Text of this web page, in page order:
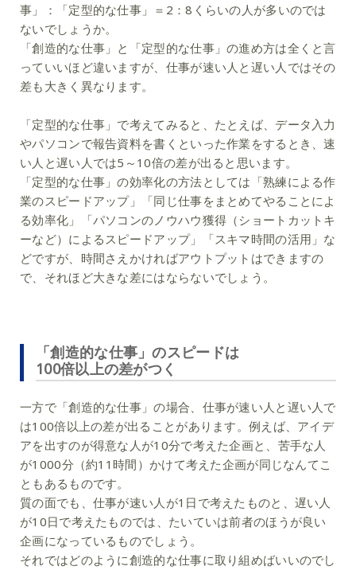
事」：「定型的な仕事」＝2：8くらいの人が多いのでは
ないでしょうか。
「創造的な仕事」と「定型的な仕事」の進め方は全くと言
っていいほど違いますが、仕事が速い人と遅い人ではその
差も大きく異なります。
「定型的な仕事」で考えてみると、たとえば、データ入力
やパソコンで報告資料を書くといった作業をするとき、速
い人と遅い人では5～10倍の差が出ると思います。
「定型的な仕事」の効率化の方法としては「熟練による作
業のスピードアップ」「同じ仕事をまとめてやることによ
る効率化」「パソコンのノウハウ獲得（ショートカットキ
ーなど）によるスピードアップ」「スキマ時間の活用」な
どですが、時間さえかければアウトプットはできますの
で、それほど大きな差にはならないでしょう。
「創造的な仕事」のスピードは
100倍以上の差がつく
一方で「創造的な仕事」の場合、仕事が速い人と遅い人で
は100倍以上の差が出ることがあります。例えば、アイデ
アを出すのが得意な人が10分で考えた企画と、苦手な人
が1000分（約11時間）かけて考えた企画が同じなんてこ
ともあるものです。
質の面でも、仕事が速い人が1日で考えたものと、遅い人
が10日で考えたものでは、たいていは前者のほうが良い
企画になっているものでしょう。
それではどのように創造的な仕事に取り組めばいいのでし